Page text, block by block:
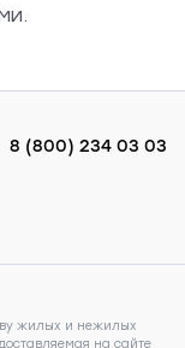
8 (800) 234 03 03
жилых и нежилых
на сайте